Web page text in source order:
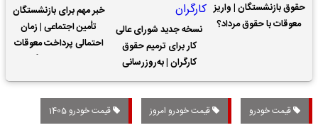
حقوق بازنشستگان | واریز
معوقات با حقوق مرداد؟
نسخه جدید شورای عالی
کار برای ترمیم حقوق
کارگران | به‌روزرسانی
کمک‌های معیشتی برای
کارگران
خبر مهم برای بازنشستگان
تأمین اجتماعی | زمان
احتمالی پرداخت معوقات
قیمت خودرو قیمت خودرو امروز قیمت خودرو 1405